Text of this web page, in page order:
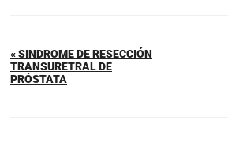
« SINDROME DE RESECCIÓN
TRANSURETRAL DE
PRÓSTATA